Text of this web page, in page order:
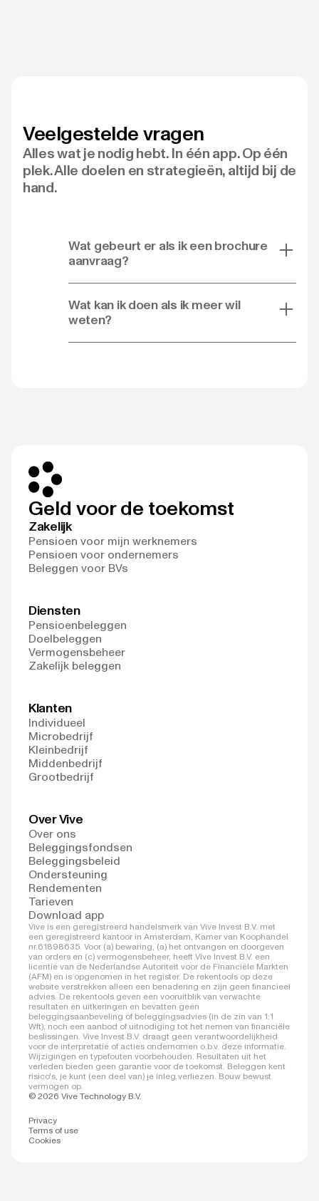
Veelgestelde vragen
Alles wat je nodig hebt. In één app. Op één
plek. Alle doelen en strategieën, altijd bij de
hand.
Wat gebeurt er als ik een brochure
aanvraag?
Wat kan ik doen als ik meer wil
weten?
Geld voor de toekomst
Zakelijk
Pensioen voor mijn werknemers
Pensioen voor ondernemers
Beleggen voor BVs
Diensten
Pensioenbeleggen
Doelbeleggen
Vermogensbeheer
Zakelijk beleggen
Klanten
Individueel
Microbedrijf
Kleinbedrijf
Middenbedrijf
Grootbedrijf
Over Vive
Over ons
Beleggingsfondsen
Beleggingsbeleid
Ondersteuning
Rendementen
Tarieven
Download app
Vive is een geregistreerd handelsmerk van Vive Invest B.V. met
een geregistreerd kantoor in Amsterdam, Kamer van Koophandel
nr.61898635. Voor (a) bewaring, (a) het ontvangen en doorgeven
van orders en (c) vermogensbeheer, heeft Vive Invest B.V. een
licentie van de Nederlandse Autoriteit voor de Financiële Markten
(AFM) en is opgenomen in het register. De rekentools op deze
website verstrekken alleen een benadering en zijn geen financieel
advies. De rekentools geven een vooruitblik van verwachte
resultaten en uitkeringen en bevatten geen
beleggingsaanbeveling of beleggingsadvies (in de zin van 1:1
Wft), noch een aanbod of uitnodiging tot het nemen van financiële
beslissingen. Vive Invest B.V. draagt geen verantwoordelijkheid
voor de interpretatie of acties ondernomen o.b.v. deze informatie.
Wijzigingen en typefouten voorbehouden. Resultaten uit het
verleden bieden geen garantie voor de toekomst. Beleggen kent
risico's, je kunt (een deel van) je inleg verliezen. Bouw bewust
vermogen op.
© 2026 Vive Technology B.V.
Privacy
Terms of use
Cookies